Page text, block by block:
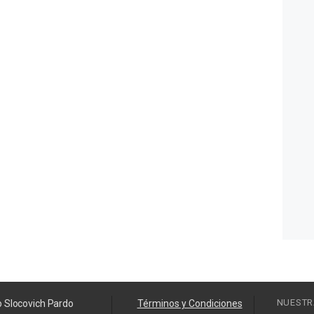
Slocovich Pardo Términos y Condiciones